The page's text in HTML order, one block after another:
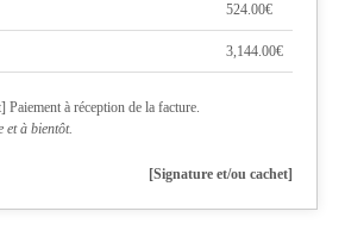
524.00€
3,144.00€
Paiement à réception de la facture.
et à bientôt.
[Signature et/ou cachet]